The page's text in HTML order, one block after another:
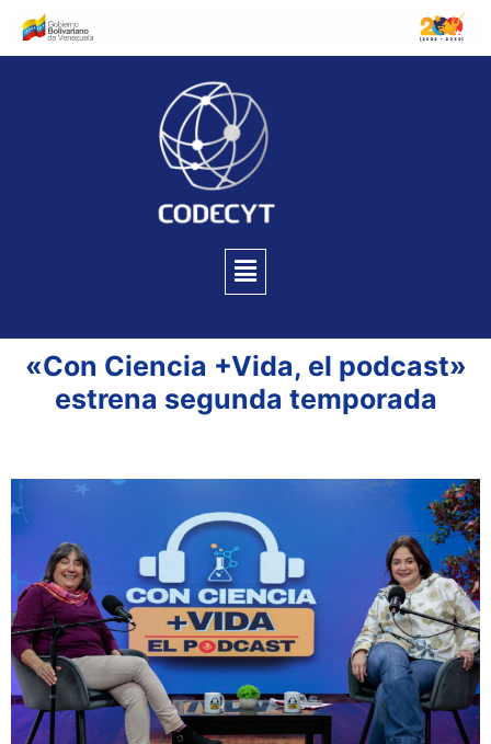
«Con Ciencia +Vida, el podcast»
estrena segunda temporada